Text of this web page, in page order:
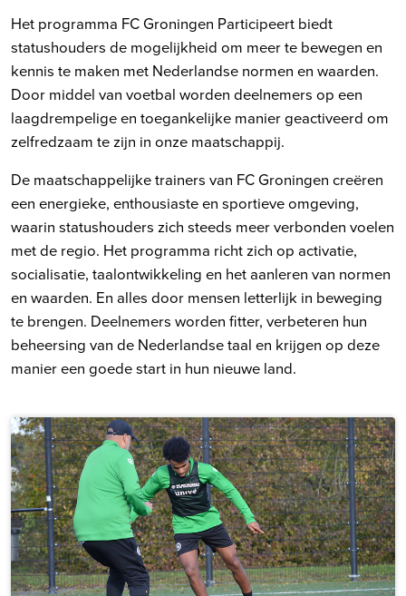
Het programma FC Groningen Participeert biedt
statushouders de mogelijkheid om meer te bewegen en
kennis te maken met Nederlandse normen en waarden.
Door middel van voetbal worden deelnemers op een
laagdrempelige en toegankelijke manier geactiveerd om
zelfredzaam te zijn in onze maatschappij.
De maatschappelijke trainers van FC Groningen creëren
een energieke, enthousiaste en sportieve omgeving,
waarin statushouders zich steeds meer verbonden voelen
met de regio. Het programma richt zich op activatie,
socialisatie, taalontwikkeling en het aanleren van normen
en waarden. En alles door mensen letterlijk in beweging
te brengen. Deelnemers worden fitter, verbeteren hun
beheersing van de Nederlandse taal en krijgen op deze
manier een goede start in hun nieuwe land.